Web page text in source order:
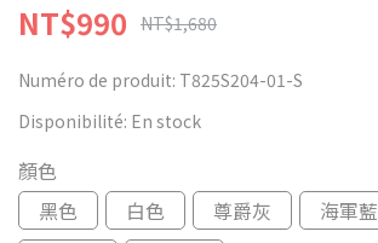
NT$990 NT$1,680
Numéro de produit: T825S204-01-S
Disponibilité: En stock
顏色
黑色
白色 尊爵灰 海軍藍